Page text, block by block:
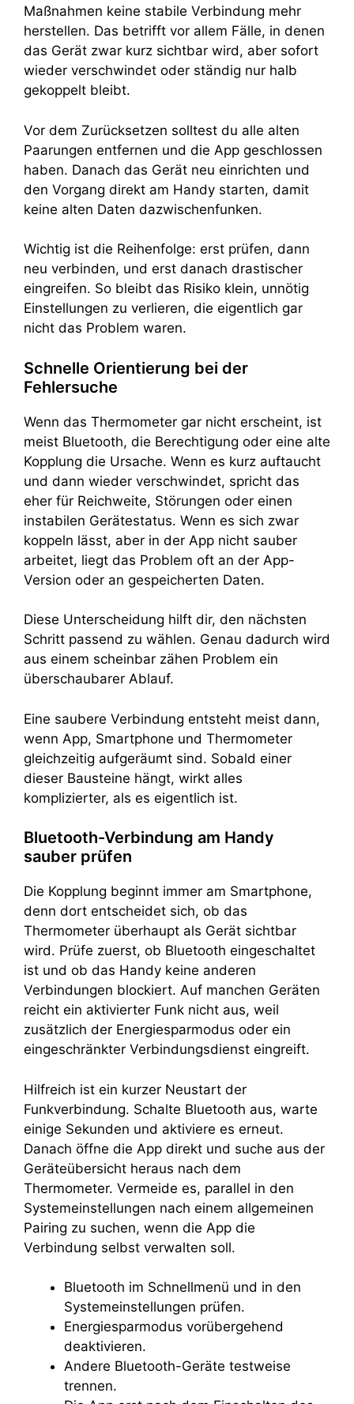
Maßnahmen keine stabile Verbindung mehr
herstellen. Das betrifft vor allem Fälle, in denen
das Gerät zwar kurz sichtbar wird, aber sofort
wieder verschwindet oder ständig nur halb
gekoppelt bleibt.
Vor dem Zurücksetzen solltest du alle alten
Paarungen entfernen und die App geschlossen
haben. Danach das Gerät neu einrichten und
den Vorgang direkt am Handy starten, damit
keine alten Daten dazwischenfunken.
Wichtig ist die Reihenfolge: erst prüfen, dann
neu verbinden, und erst danach drastischer
eingreifen. So bleibt das Risiko klein, unnötig
Einstellungen zu verlieren, die eigentlich gar
nicht das Problem waren.
Schnelle Orientierung bei der
Fehlersuche
Wenn das Thermometer gar nicht erscheint, ist
meist Bluetooth, die Berechtigung oder eine alte
Kopplung die Ursache. Wenn es kurz auftaucht
und dann wieder verschwindet, spricht das
eher für Reichweite, Störungen oder einen
instabilen Gerätestatus. Wenn es sich zwar
koppeln lässt, aber in der App nicht sauber
arbeitet, liegt das Problem oft an der App-
Version oder an gespeicherten Daten.
Diese Unterscheidung hilft dir, den nächsten
Schritt passend zu wählen. Genau dadurch wird
aus einem scheinbar zähen Problem ein
überschaubarer Ablauf.
Eine saubere Verbindung entsteht meist dann,
wenn App, Smartphone und Thermometer
gleichzeitig aufgeräumt sind. Sobald einer
dieser Bausteine hängt, wirkt alles
komplizierter, als es eigentlich ist.
Bluetooth-Verbindung am Handy
sauber prüfen
Die Kopplung beginnt immer am Smartphone,
denn dort entscheidet sich, ob das
Thermometer überhaupt als Gerät sichtbar
wird. Prüfe zuerst, ob Bluetooth eingeschaltet
ist und ob das Handy keine anderen
Verbindungen blockiert. Auf manchen Geräten
reicht ein aktivierter Funk nicht aus, weil
zusätzlich der Energiesparmodus oder ein
eingeschränkter Verbindungsdienst eingreift.
Hilfreich ist ein kurzer Neustart der
Funkverbindung. Schalte Bluetooth aus, warte
einige Sekunden und aktiviere es erneut.
Danach öffne die App direkt und suche aus der
Geräteübersicht heraus nach dem
Thermometer. Vermeide es, parallel in den
Systemeinstellungen nach einem allgemeinen
Pairing zu suchen, wenn die App die
Verbindung selbst verwalten soll.
Bluetooth im Schnellmenü und in den
Systemeinstellungen prüfen.
Energiesparmodus vorübergehend
deaktivieren.
Andere Bluetooth-Geräte testweise
trennen.